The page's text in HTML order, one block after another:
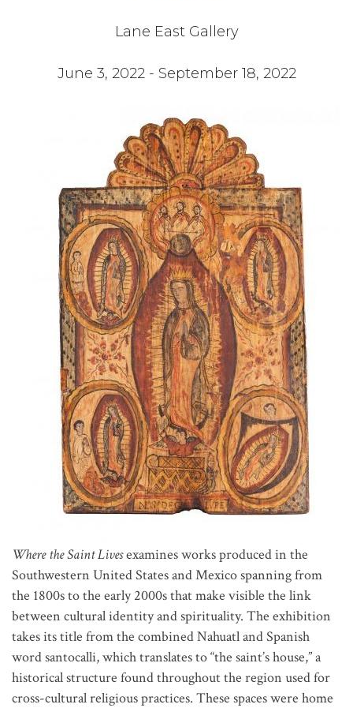
Lane East Gallery
June 3, 2022 - September 18, 2022
Where the Saint Livesexamines works produced in the
Southwestern United States and Mexico spanning from
the 1800s to the early 2000s that make visible the link
between cultural identity and spirituality. The exhibition
takes its title from the combined Nahuatl and Spanish
word santocalli, which translates to “the saint’s house,” a
historical structure found throughout the region used for
cross-cultural religious practices. These spaces were home